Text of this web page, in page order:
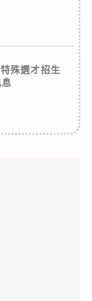
殊選才招生